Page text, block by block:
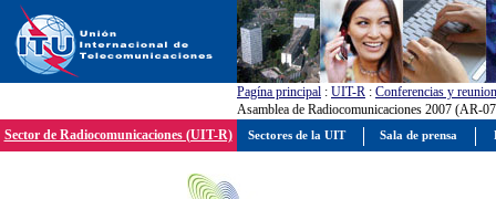
Pagína principal : UIT-R : Conferencias y
Asamblea de Radiocomunicaciones 2007 (AR-
Sector de Radiocomunicaciones (UIT-R)
Sectores de la UIT Sala de prensa